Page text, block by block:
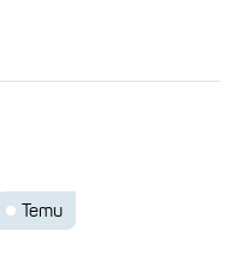
Temu